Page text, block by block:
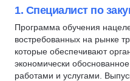
Менеджмент в торговле
Scrum-мастер
Управление производством
Управление закупками
Сервис и туризм
Управление продажами
Юнит-экономика
Менеджер продукта
Продюсирование
Юнит-экономика
Менеджер проектов
CJM
HEART
1. Специалист по
Программа обучения
востребованных на рынке
которые обеспечивают
экономически
работами и услугами.